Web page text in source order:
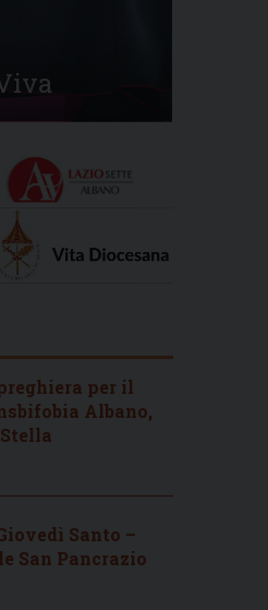
per il
Albano,
Santo –
San Pancrazio